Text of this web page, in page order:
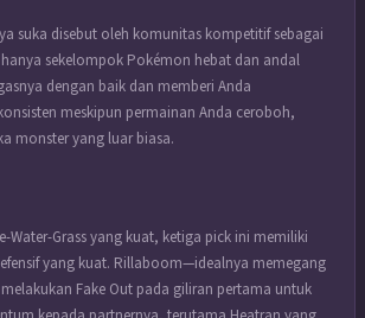
suka disebut oleh komunitas kompetitifsebagai
sekelompok Pokémon hebat dan andal
dengan baik dan memberi Anda
meskipun permainan Anda ceroboh,
monster yang luar biasa.
Water-Grass yang kuat, ketiga pick ini memiliki
yang kuat. Rillaboom—idealnya memegang
Fake Out pada giliran pertama untuk